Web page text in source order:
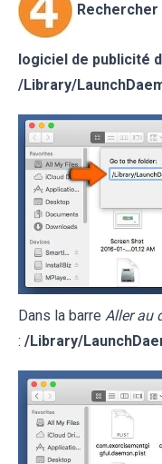
logiciel de publicité
/Library/
Dans la barre Aller au
: /Library/